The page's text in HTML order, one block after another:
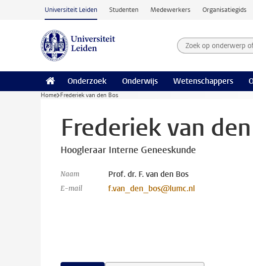
Ga naar hoofdinhoud
Universiteit Leiden Studenten Medewerkers Organisatiegids
Zoek op
Zoekterm
Onderzoek Onderwijs Wetenschappers
Home Frederiek van den Bos
Frederiek van
Hoogleraar Interne Geneeskunde
Naam Prof. dr. F. van den Bos
E-mail f.van_den_bos@lumc.nl